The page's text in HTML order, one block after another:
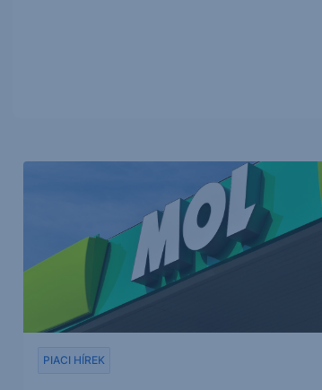
PIACI HÍREK